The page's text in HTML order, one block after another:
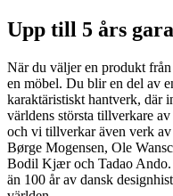
Upp till 5 års
När du väljer en produkt
en möbel. Du blir en del av
karaktäristiskt hantverk, där
världens största tillverkare
och vi tillverkar även verk
Børge Mogensen, Ole
Bodil Kjær och Tadao Ando.
än 100 år av dansk